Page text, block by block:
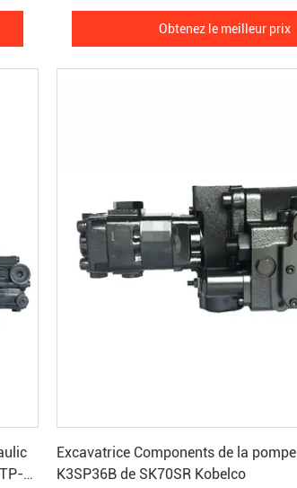
Obtenez le meilleur prix
Excavatrice Components de la
K3SP36B de SK70SR Kobelco